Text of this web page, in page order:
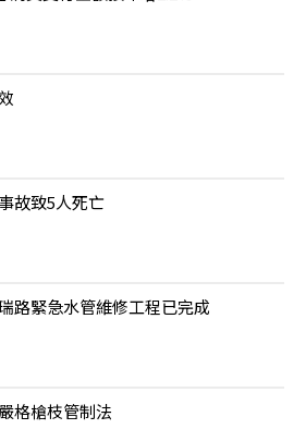
故致5人死亡
路緊急水管維修工程已完成
格槍枝管制法